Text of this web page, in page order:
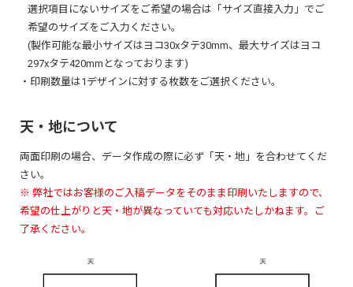
選択項目にないサイズをご希望の場合は「サイズ直接入力」でご
希望のサイズをご入力ください。
(製作可能な最小サイズはヨコ30xタテ30mm、最大サイズはヨコ
297xタテ420mmとなっております)
・印刷数量は1デザインに対する枚数をご選択ください。
天・地について
両面印刷の場合、データ作成の際に必ず「天・地」を合わせてくだ
さい。
※ 弊社ではお客様のご入稿データをそのまま印刷いたしますので、
希望の仕上がりと天・地が異なっていても対応いたしかねます。ご
了承ください。